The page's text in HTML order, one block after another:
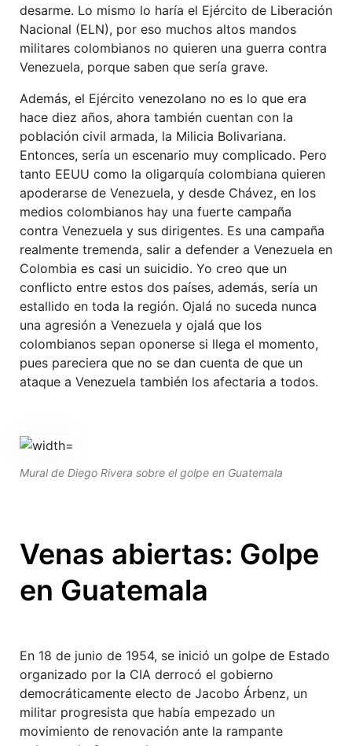
desarme. Lo mismo lo haría el Ejército de Liberación
Nacional (ELN), por eso muchos altos mandos
militares colombianos no quieren una guerra contra
Venezuela, porque saben que sería grave.
Además, el Ejército venezolano no es lo que era
hace diez años, ahora también cuentan con la
población civil armada, la Milicia Bolivariana.
Entonces, sería un escenario muy complicado. Pero
tanto EEUU como la oligarquía colombiana quieren
apoderarse de Venezuela, y desde Chávez, en los
medios colombianos hay una fuerte campaña
contra Venezuela y sus dirigentes. Es una campaña
realmente tremenda, salir a defender a Venezuela en
Colombia es casi un suicidio. Yo creo que un
conflicto entre estos dos países, además, sería un
estallido en toda la región. Ojalá no suceda nunca
una agresión a Venezuela y ojalá que los
colombianos sepan oponerse si llega el momento,
pues pareciera que no se dan cuenta de que un
ataque a Venezuela también los afectaria a todos.
Mural de Diego Rivera sobre el golpe en Guatemala
Venas abiertas: Golpe
en Guatemala
En 18 de junio de 1954, se inició un golpe de Estado
organizado por la CIA derrocó el gobierno
democráticamente electo de Jacobo Árbenz, un
militar progresista que había empezado un
movimiento de renovación ante la rampante